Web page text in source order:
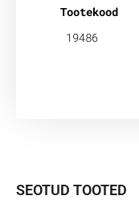
Tootekood
19486
SEOTUD TOOTED